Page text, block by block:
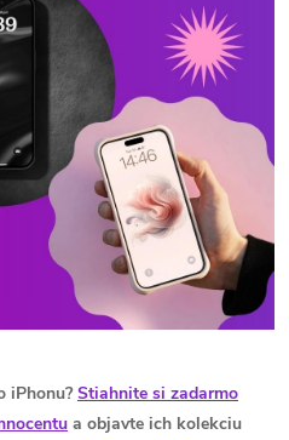
iPhonu?Stiahnite si zadarmo
a objavte ich kolekciu